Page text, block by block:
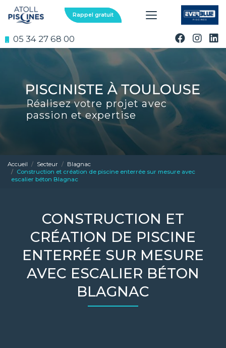
au
contenu
05 34 27 68 00
Rappel gratuit
Réalisez votre projet avec
passion et expertise
Accueil Secteur
Blagnac
Construction et création de piscine enterrée sur mesure avec
escalier béton Blagnac
CONSTRUCTION ET
CRÉATION DE PISCINE
ENTERRÉE SUR MESURE
AVEC ESCALIER BÉTON
BLAGNAC